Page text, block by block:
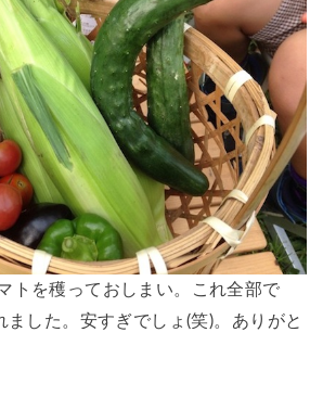
トを穫っておしまい。これ全部で
した。安すぎでしょ(笑)。ありがと